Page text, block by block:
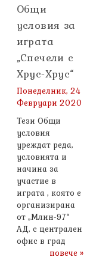
Общи
условия за
играта
„Спечели с
Хрус-Хрус“
Понеделник, 24
Февруари 2020
Тези Общи
условия
уреждат реда,
условията и
начина за
участие в
играта , която е
организирана
от „Млин-97“
АД, с централен
офис в град
повече »